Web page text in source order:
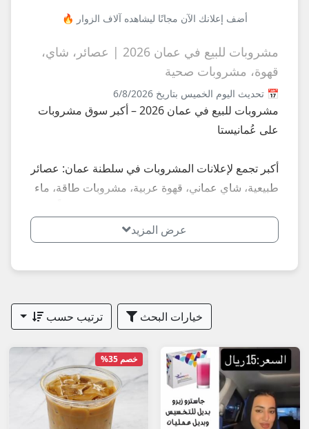
أضف إعلانك الآن مجانًا ليشاهده آلاف الزوار 🔥
مشروبات للبيع في عمان 2026 | عصائر، شاي،
قهوة، مشروبات صحية
📅 تحديث اليوم الخميس بتاريخ 6/8/2026
مشروبات للبيع في عمان 2026 – أكبر سوق مشروبات
على عُمانيستا
أكبر تجمع لإعلانات المشروبات في سلطنة عمان: عصائر
طبيعية، شاي عماني، قهوة عربية، مشروبات طاقة، ماء
مسقط، صلالة، صحار، نزوى، بركاء، السيب، بوشر،
مطرح، البريمي، الدقم وكل الولايات – أسعار تبدأ من 2
**أبرز الأنواع الأكثر طلباً في عمان 2026:**
- عصائر طبيعية وطازجة
- مشروبات صحية وطاقة
**نصائح مهمة عند شراء مشروبات في عمان 2026:**
1. اطلب صور حديثة + تاريخ الصلاحية.
عرض المزيد
خيارات البحث ترتيب حسب
خصم 35%